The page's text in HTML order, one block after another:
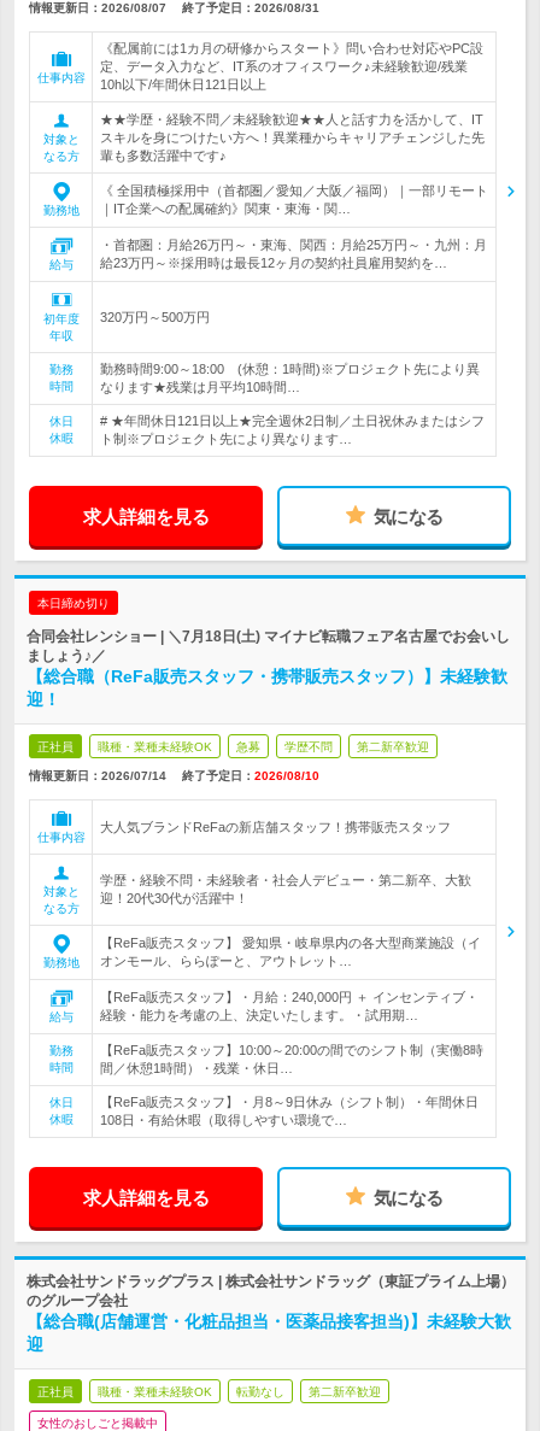
情報更新日：2026/08/07 終了予定日： 2026/08/31
仕事内容
《配属前には1カ月の研修からスタート》問い合わせ対応やPC設
定、データ入力など、IT系のオフィスワーク♪未経験歓迎/残業
10h以下/年間休日121日以上
対象と
なる方
★★学歴・経験不問／未経験歓迎★★人と話す力を活かして、IT
スキルを身につけたい方へ！異業種からキャリアチェンジした先
輩も多数活躍中です♪
勤務地
《 全国積極採用中（首都圏／愛知／大阪／福岡）｜一部リモート
｜IT企業への配属確約》関東・東海・関…
給与
・首都圏：月給26万円～・東海、関西：月給25万円～・九州：月
給23万円～※採用時は最長12ヶ月の契約社員雇用契約を…
初年度
年収
320万円～500万円
勤務
時間
勤務時間9:00～18:00 (休憩：1時間)※プロジェクト先により異
なります★残業は月平均10時間…
休日
休暇
# ★年間休日121日以上★完全週休2日制／土日祝休みまたはシフ
ト制※プロジェクト先により異なります…
求人詳細を見る 気になる
本日締め切り
合同会社レンショー | ＼7月18日(土) マイナビ転職フェア名古屋でお会いし
ましょう♪／
【総合職（ReFa販売スタッフ・携帯販売スタッフ）】未経験歓
迎！
正社員 職種・業種未経験OK 急募 学歴不問 第二新卒歓迎
情報更新日：2026/07/14 終了予定日： 2026/08/10
仕事内容
大人気ブランドReFaの新店舗スタッフ！携帯販売スタッフ
対象と
なる方
学歴・経験不問・未経験者・社会人デビュー・第二新卒、大歓
迎！20代30代が活躍中！
勤務地
【ReFa販売スタッフ】 愛知県・岐阜県内の各大型商業施設（イ
オンモール、ららぽーと、アウトレット…
給与
【ReFa販売スタッフ】・月給：240,000円 ＋ インセンティブ・
経験・能力を考慮の上、決定いたします。・試用期…
勤務
時間
【ReFa販売スタッフ】10:00～20:00の間でのシフト制（実働8時
間／休憩1時間）・残業・休日…
休日
休暇
【ReFa販売スタッフ】・月8～9日休み（シフト制）・年間休日
108日・有給休暇（取得しやすい環境で…
求人詳細を見る 気になる
株式会社サンドラッグプラス | 株式会社サンドラッグ（東証プライム上場）
のグループ会社
【総合職(店舗運営・化粧品担当・医薬品接客担当)】未経験大歓
迎
正社員 職種・業種未経験OK 転勤なし 第二新卒歓迎
女性のおしごと掲載中